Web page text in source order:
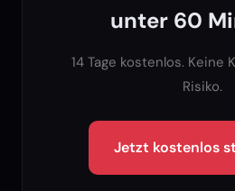
unter 60
14 Tage kostenlos. Keine
Risiko.
Jetzt kostenlos